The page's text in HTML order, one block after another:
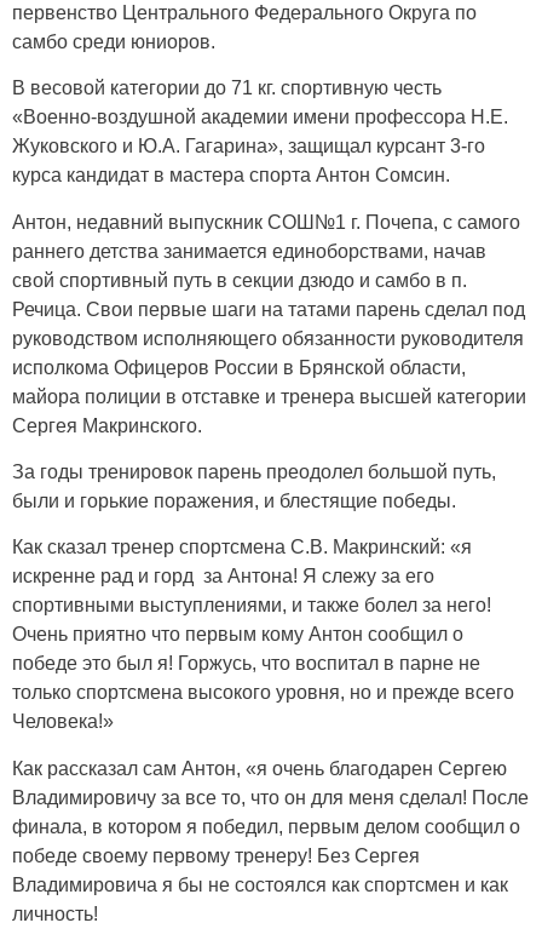
первенство Центрального Федерального Округа по
самбо среди юниоров.
В весовой категории до 71 кг. спортивную честь
«Военно-воздушной академии имени профессора Н.Е.
Жуковского и Ю.А. Гагарина», защищал курсант 3-го
курса кандидат в мастера спорта Антон Сомсин.
Антон, недавний выпускник СОШ№1 г. Почепа, с самого
раннего детства занимается единоборствами, начав
свой спортивный путь в секции дзюдо и самбо в п.
Речица. Свои первые шаги на татами парень сделал под
руководством исполняющего обязанности руководителя
исполкома Офицеров России в Брянской области,
майора полиции в отставке и тренера высшей категории
Сергея Макринского.
За годы тренировок парень преодолел большой путь,
были и горькие поражения, и блестящие победы.
Как сказал тренер спортсмена С.В. Макринский: «я
искренне рад и горд за Антона! Я слежу за его
спортивными выступлениями, и также болел за него!
Очень приятно что первым кому Антон сообщил о
победе это был я! Горжусь, что воспитал в парне не
только спортсмена высокого уровня, но и прежде всего
Человека!»
Как рассказал сам Антон, «я очень благодарен Сергею
Владимировичу за все то, что он для меня сделал! После
финала, в котором я победил, первым делом сообщил о
победе своему первому тренеру! Без Сергея
Владимировича я бы не состоялся как спортсмен и как
личность!